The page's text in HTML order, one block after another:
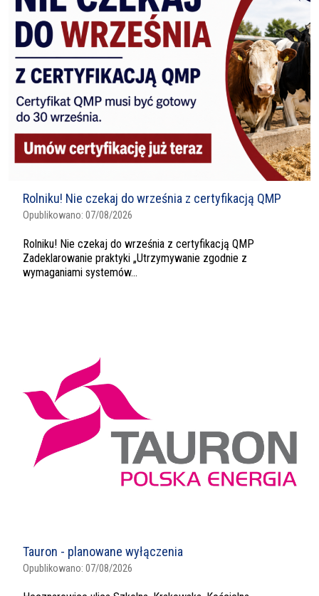
Rolniku! Nie czekaj do września z certyfikacją QMP
Opublikowano: 07/08/2026
Rolniku! Nie czekaj do września z certyfikacją QMP
Zadeklarowanie praktyki „Utrzymywanie zgodnie z
wymaganiami systemów...
Tauron - planowane wyłączenia
Opublikowano: 07/08/2026